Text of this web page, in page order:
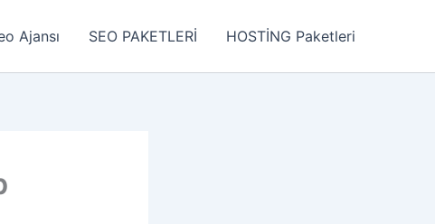
Ajansı SEO PAKETLERİ HOSTİNG Paketleri